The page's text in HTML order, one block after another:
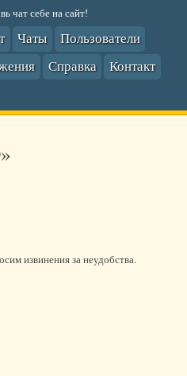
чат себе на сайт!
Чаты
Пользователи
Справка
Контакт